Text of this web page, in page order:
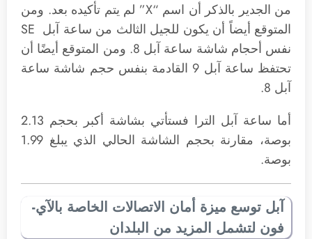
من الجدير بالذكر أن اسم “X” لم يتم تأكيده بعد. ومن
المتوقع أيضاً أن يكون للجيل الثالث من ساعة آبل SE
نفس أحجام شاشة ساعة آبل 8. ومن المتوقع أيضًا أن
تحتفظ ساعة آبل 9 القادمة بنفس حجم شاشة ساعة
آبل 8.
أما ساعة آبل الترا فستأتي بشاشة أكبر بحجم 2.13
بوصة، مقارنة بحجم الشاشة الحالي الذي يبلغ 1.99
بوصة.
آبل توسع ميزة أمان الاتصالات الخاصة بالآي-
فون لتشمل المزيد من البلدان